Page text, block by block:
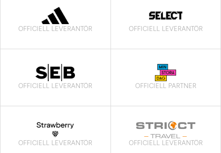
OFFICIELL LEVERANTÖR OFFICIELL LEVERANTÖR
OFFICIELL LEVERANTÖR OFFICIELL PARTNER
OFFICIELL LEVERANTÖR OFFICIELL LEVERANTÖR